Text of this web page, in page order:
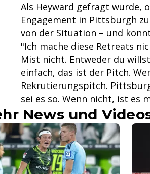
Als Heyward gefragt wurde,
Engagement in Pittsburgh
von der Situation – und
"Ich mache diese Retreats
Mist nicht. Entweder du
einfach, das ist der Pitch.
Rekrutierungspitch.
sei es so. Wenn nicht, ist es
News und